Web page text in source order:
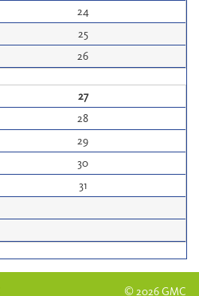
24
25
26
27
28
29
30
31
© 2026 GMC